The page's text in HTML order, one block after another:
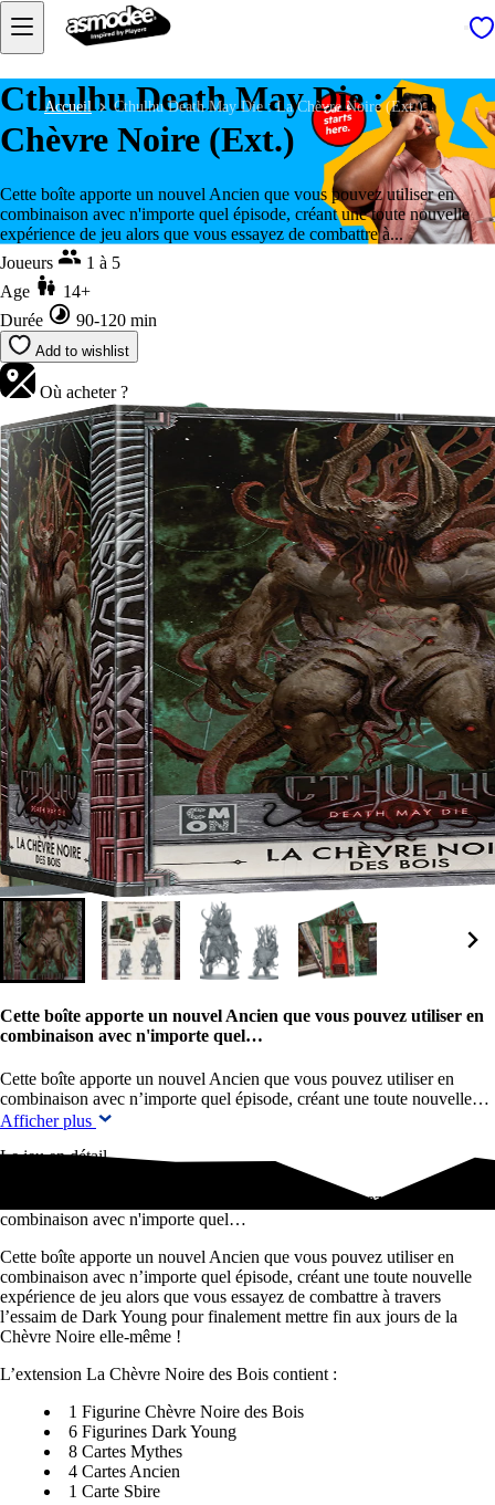
Accueil Cthulhu Death May Die : La Chèvre Noire (Ext.)
Cthulhu Death May Die : La
Chèvre Noire (Ext.)
Cette boîte apporte un nouvel Ancien que vous pouvez utiliser en
combinaison avec n'importe quel épisode, créant une toute nouvelle
expérience de jeu alors que vous essayez de combattre à...
Joueurs
1 à 5
Age
14+
Durée
90-120 min
Add to wishlist
Où acheter ?
Cette boîte apporte un nouvel Ancien que vous pouvez utiliser en
combinaison avec n'importe quel…
Cette boîte apporte un nouvel Ancien que vous pouvez utiliser en
combinaison avec n’importe quel épisode, créant une toute nouvelle…
Afficher plus
Le jeu en détail
Cette boîte apporte un nouvel Ancien que vous pouvez utiliser en
combinaison avec n'importe quel…
Cette boîte apporte un nouvel Ancien que vous pouvez utiliser en
combinaison avec n’importe quel épisode, créant une toute nouvelle
expérience de jeu alors que vous essayez de combattre à travers
l’essaim de Dark Young pour finalement mettre fin aux jours de la
Chèvre Noire elle-même !
L’extension La Chèvre Noire des Bois contient :
1 Figurine Chèvre Noire des Bois
6 Figurines Dark Young
8 Cartes Mythes
4 Cartes Ancien
1 Carte Sbire